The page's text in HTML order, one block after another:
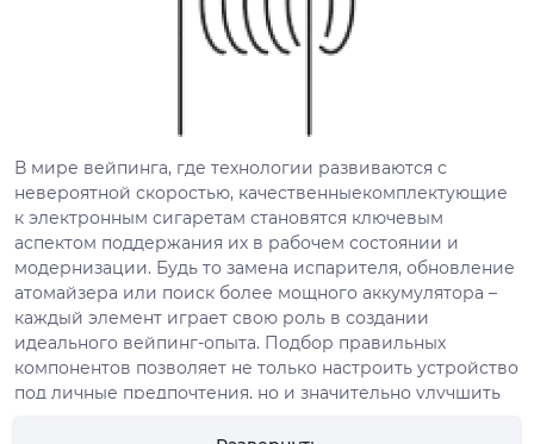
В мире вейпинга, где технологии развиваются с
невероятной скоростью, качественныекомплектующие
к электронным сигаретам становятся ключевым
аспектом поддержания их в рабочем состоянии и
модернизации. Будь то замена испарителя, обновление
атомайзера или поиск более мощного аккумулятора –
каждый элемент играет свою роль в создании
идеального вейпинг-опыта. Подбор правильных
компонентов позволяет не только настроить устройство
под личные предпочтения, но и значительно улучшить